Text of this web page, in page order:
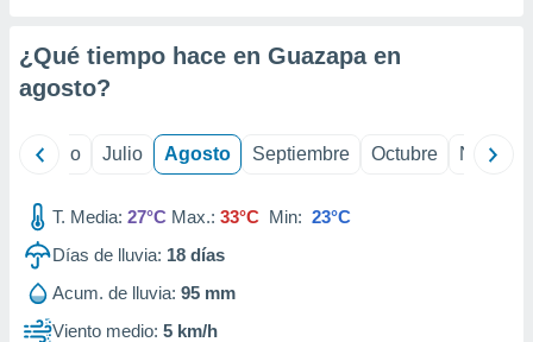
e
de
¿Qué tiempo hace en Guazapa en
agosto?
Junio Julio Agosto Septiembre Octubre
T. Media: 27°C Max.: 33°C Min: 23°C
Días de lluvia: 18 días
Acum. de lluvia: 95 mm
Viento medio: 5 km/h